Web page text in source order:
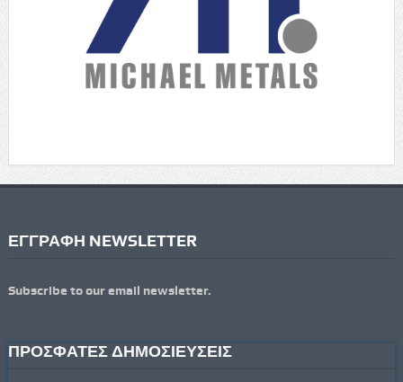
ΕΓΓΡΑΦΗ NEWSLETTER
Subscribe to our email newsletter.
ΠΡΟΣΦΑΤΕΣ ΔΗΜΟΣΙΕΥΣΕΙΣ